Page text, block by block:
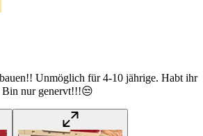
Unmöglich für 4-10 jährige. Habt ihr
Bin nur genervt!!!😒